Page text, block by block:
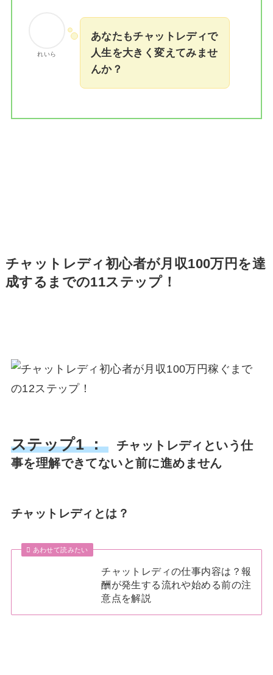
れいら
あなたもチャットレディで
人生を大きく変えてみませ
んか？
チャットレディ初心者が月収100万円を達
成するまでの11ステップ！
ステップ1 ：
チャットレディという仕
事を理解できてないと前に進めません
チャットレディとは？
あわせて読みたい
チャットレディの仕事内容は？報
酬が発生する流れや始める前の注
意点を解説